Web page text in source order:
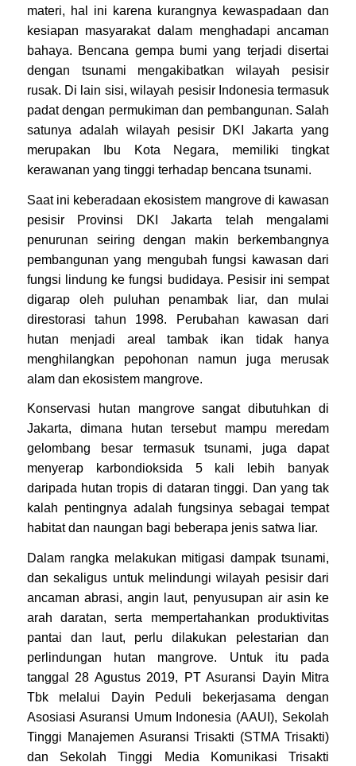
materi, hal ini karena kurangnya kewaspadaan dan
kesiapan masyarakat dalam menghadapi ancaman
bahaya. Bencana gempa bumi yang terjadi disertai
dengan tsunami mengakibatkan wilayah pesisir
rusak. Di lain sisi, wilayah pesisir Indonesia termasuk
padat dengan permukiman dan pembangunan. Salah
satunya adalah wilayah pesisir DKI Jakarta yang
merupakan Ibu Kota Negara, memiliki tingkat
kerawanan yang tinggi terhadap bencana tsunami.
Saat ini keberadaan ekosistem mangrove di kawasan
pesisir Provinsi DKI Jakarta telah mengalami
penurunan seiring dengan makin berkembangnya
pembangunan yang mengubah fungsi kawasan dari
fungsi lindung ke fungsi budidaya. Pesisir ini sempat
digarap oleh puluhan penambak liar, dan mulai
direstorasi tahun 1998. Perubahan kawasan dari
hutan menjadi areal tambak ikan tidak hanya
menghilangkan pepohonan namun juga merusak
alam dan ekosistem mangrove.
Konservasi hutan mangrove sangat dibutuhkan di
Jakarta, dimana hutan tersebut mampu meredam
gelombang besar termasuk tsunami, juga dapat
menyerap karbondioksida 5 kali lebih banyak
daripada hutan tropis di dataran tinggi. Dan yang tak
kalah pentingnya adalah fungsinya sebagai tempat
habitat dan naungan bagi beberapa jenis satwa liar.
Dalam rangka melakukan mitigasi dampak tsunami,
dan sekaligus untuk melindungi wilayah pesisir dari
ancaman abrasi, angin laut, penyusupan air asin ke
arah daratan, serta mempertahankan produktivitas
pantai dan laut, perlu dilakukan pelestarian dan
perlindungan hutan mangrove. Untuk itu pada
tanggal 28 Agustus 2019, PT Asuransi Dayin Mitra
Tbk melalui Dayin Peduli bekerjasama dengan
Asosiasi Asuransi Umum Indonesia (AAUI), Sekolah
Tinggi Manajemen Asuransi Trisakti (STMA Trisakti)
dan Sekolah Tinggi Media Komunikasi Trisakti